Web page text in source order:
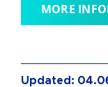
MORE
Updated: